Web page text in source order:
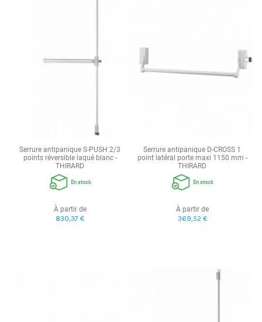
Serrure antipanique S-PUSH 2/3
points réversible laqué blanc -
THIRARD
En stock
À partir de
830,37 €
Serrure antipanique D-CROSS 1
point latéral porte maxi 1150 mm -
THIRARD
En stock
À partir de
369,52 €